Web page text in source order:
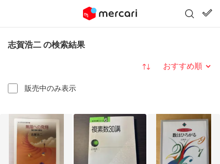
志賀浩二 の検索結果
販売中のみ表示
並び替え